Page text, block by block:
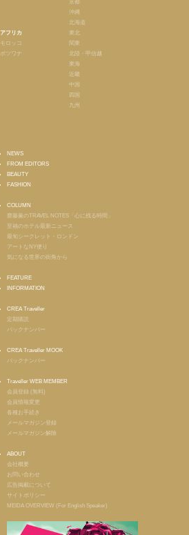
アフリカ
モロッコ
ボツワナ
京都
沖縄
北海道
東北
関東
北陸・甲信越
東海
近畿
中国
四国
九州
NEWS
FROM EDITORS
BEAUTY
FASHION
COLUMN
齋藤薫のTRAVEL NOTES「心に残る時間」
至福のホテル最新ニュース
最旬シークレット・ロンドン
アートなNY便り
気になる世界の街角から
FEATURE
INFORMATION
CREA Traveller
定期購読
バックナンバー
CREA Traveller MOOK
バックナンバー
Traveller WEB MEMBER
会員登録 (無料)
会員情報変更
各種お手続き
メールマガジン登録
メールマガジン解除
ABOUT
会社概要
お問い合わせ
広告掲載について
サイトポリシー
MEIDA OVERVIEW (For English Speaker)